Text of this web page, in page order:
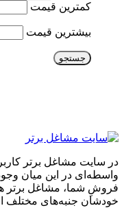
کمترین قیمت
بیشترین قیمت
جستجو
در سایت مشاغل برتر
واسطه‌ای در این میان
فروشِ شما، مشاغل برتر
خودشان جنبه‌های مختلف